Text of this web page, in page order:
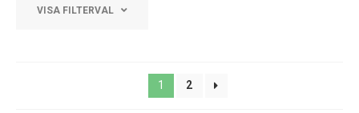
AUKTIONER
senaste
VISA FILTERVAL
1 2